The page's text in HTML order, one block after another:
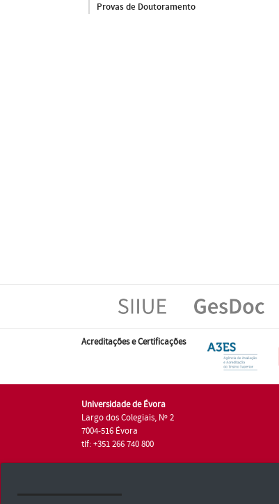
Provas de Doutoramento
Acreditações e Certificações
Universidade de Évora
Largo dos Colegiais, Nº 2
7004-516 Évora
tlf: +351 266 740 800